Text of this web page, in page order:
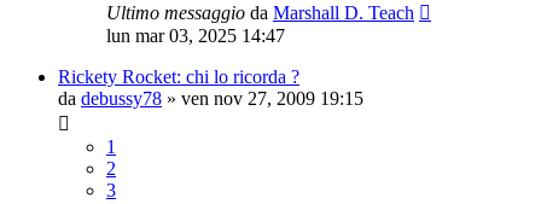
Ultimo messaggio da Marshall D. Teach
lun mar 03, 2025 14:47
Rickety Rocket: chi lo ricorda ?
da debussy78 » ven nov 27, 2009 19:15
1
2
3